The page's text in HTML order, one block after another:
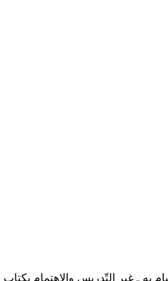
به ـ غير التّدريس والاهتمام